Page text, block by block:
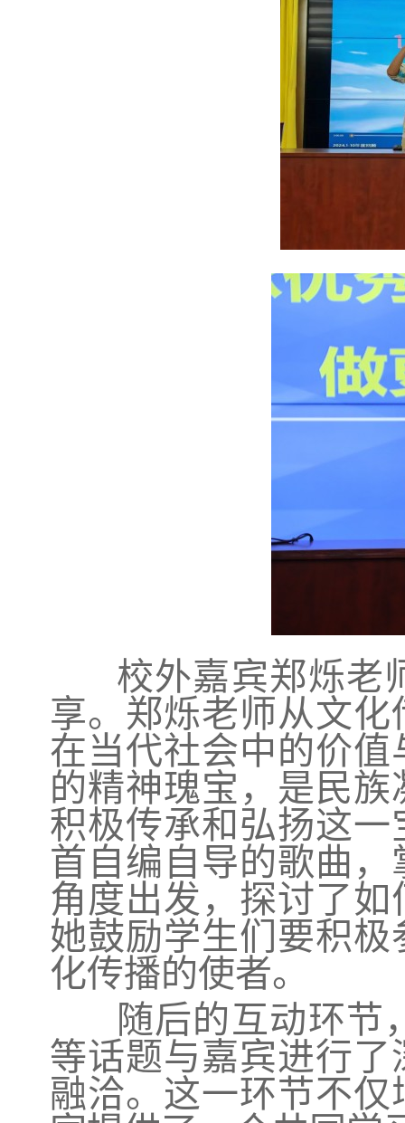
校外嘉宾郑烁老
享。郑烁老师从文
在当代社会中的价
的精神瑰宝，是民
积极传承和弘扬这
首自编自导的歌曲
角度出发，探讨了
她鼓励学生们要积
化传播的使者。
随后的互动环节
等话题与嘉宾进行
融洽。这一环节不